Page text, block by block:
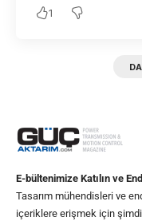
1
E-bültenimize Katılın ve
Tasarım mühendisleri ve
içeriklere erişmek için şimdi